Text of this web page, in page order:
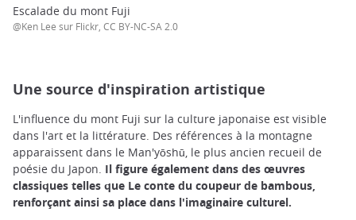
Escalade du mont Fuji
@Ken Lee sur Flickr, CC BY-NC-SA 2.0
Une source d'inspiration artistique
L'influence du mont Fuji sur la culture japonaise est visible
dans l'art et la littérature. Des références à la montagne
apparaissent dans le Man'yōshū, le plus ancien recueil de
poésie du Japon. Il figure également dans des œuvres
classiques telles que Le conte du coupeur de bambous,
renforçant ainsi sa place dans l'imaginaire culturel.